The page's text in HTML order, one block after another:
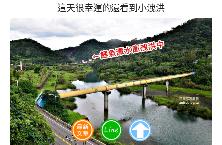
這天很幸運的還看到小洩洪